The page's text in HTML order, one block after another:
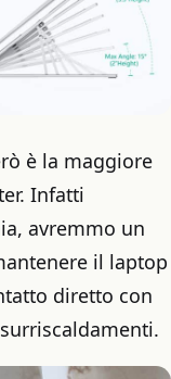
è la maggiore
Infatti
avremmo un
il laptop
diretto con